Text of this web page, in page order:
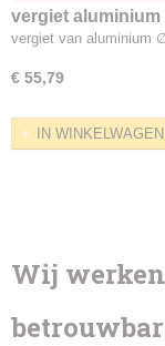
vergiet
vergiet van aluminium
€ 55,79
IN WINKELWAGEN
Wij